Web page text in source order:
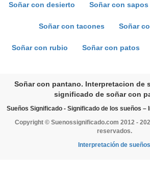
Soñar con desierto Soñar con sapos
Soñar con tacones Soñar
Soñar con rubio Soñar con patos
Soñar con pantano. Interpretacion de
significado de soñar con
Sueños Significado - Significado de los sueños –
Copyright © Suenossignificado.com 2012 -
reservados.
Interpretación de sueños